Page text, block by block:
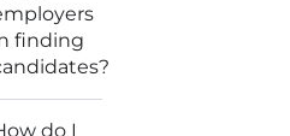
finding
do I